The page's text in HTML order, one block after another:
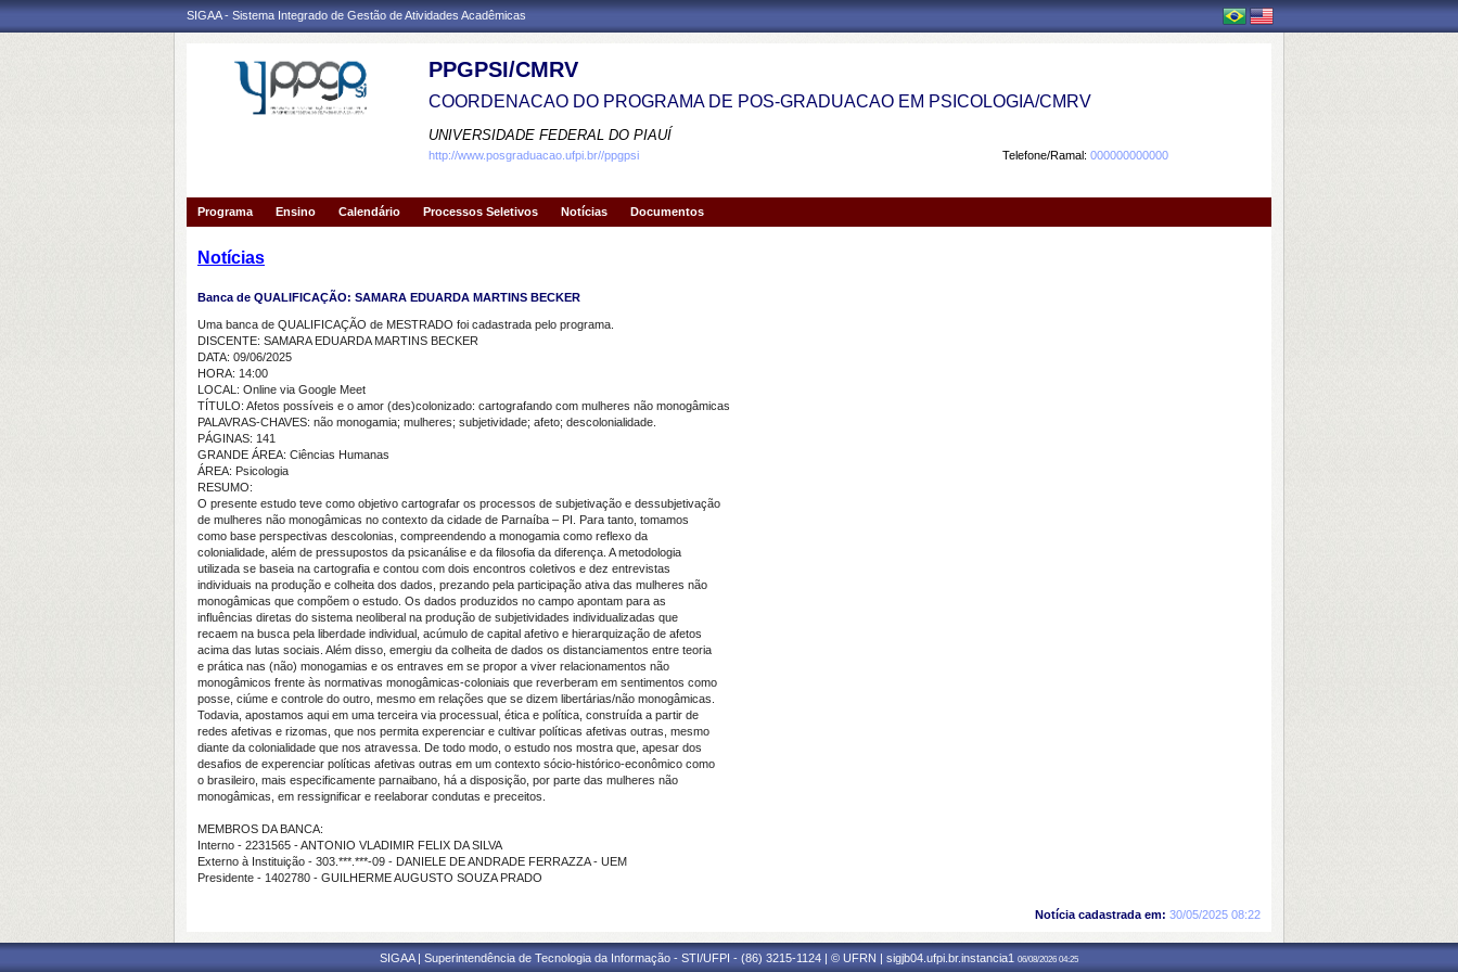
SIGAA - Sistema Integrado de Gestão de Atividades Acadêmicas
PPGPSI/CMRV
COORDENACAO DO PROGRAMA DE POS-GRADUACAO EM PSICOLOGIA/CMRV
UNIVERSIDADE FEDERAL DO PIAUÍ
Telefone/Ramal: 000000000000
http://www.posgraduacao.ufpi.br//ppgpsi
Programa Ensino Calendário Processos Seletivos Notícias Documentos
Notícias
Banca de QUALIFICAÇÃO: SAMARA EDUARDA MARTINS BECKER
Uma banca de QUALIFICAÇÃO de MESTRADO foi cadastrada pelo programa.
DISCENTE: SAMARA EDUARDA MARTINS BECKER
DATA: 09/06/2025
HORA: 14:00
LOCAL: Online via Google Meet
TÍTULO: Afetos possíveis e o amor (des)colonizado: cartografando com mulheres não monogâmicas
PALAVRAS-CHAVES: não monogamia; mulheres; subjetividade; afeto; descolonialidade.
PÁGINAS: 141
GRANDE ÁREA: Ciências Humanas
ÁREA: Psicologia
RESUMO:
O presente estudo teve como objetivo cartografar os processos de subjetivação e dessubjetivação
de mulheres não monogâmicas no contexto da cidade de Parnaíba – PI. Para tanto, tomamos
como base perspectivas descolonias, compreendendo a monogamia como reflexo da
colonialidade, além de pressupostos da psicanálise e da filosofia da diferença. A metodologia
utilizada se baseia na cartografia e contou com dois encontros coletivos e dez entrevistas
individuais na produção e colheita dos dados, prezando pela participação ativa das mulheres não
monogâmicas que compõem o estudo. Os dados produzidos no campo apontam para as
influências diretas do sistema neoliberal na produção de subjetividades individualizadas que
recaem na busca pela liberdade individual, acúmulo de capital afetivo e hierarquização de afetos
acima das lutas sociais. Além disso, emergiu da colheita de dados os distanciamentos entre teoria
e prática nas (não) monogamias e os entraves em se propor a viver relacionamentos não
monogâmicos frente às normativas monogâmicas-coloniais que reverberam em sentimentos como
posse, ciúme e controle do outro, mesmo em relações que se dizem libertárias/não monogâmicas.
Todavia, apostamos aqui em uma terceira via processual, ética e política, construída a partir de
redes afetivas e rizomas, que nos permita experenciar e cultivar políticas afetivas outras, mesmo
diante da colonialidade que nos atravessa. De todo modo, o estudo nos mostra que, apesar dos
desafios de experenciar políticas afetivas outras em um contexto sócio-histórico-econômico como
o brasileiro, mais especificamente parnaibano, há a disposição, por parte das mulheres não
monogâmicas, em ressignificar e reelaborar condutas e preceitos.
MEMBROS DA BANCA:
Interno - 2231565 - ANTONIO VLADIMIR FELIX DA SILVA
Externo à Instituição - 303.***.***-09 - DANIELE DE ANDRADE FERRAZZA - UEM
Presidente - 1402780 - GUILHERME AUGUSTO SOUZA PRADO
Notícia cadastrada em: 30/05/2025 08:22
SIGAA | Superintendência de Tecnologia da Informação - STI/UFPI - (86) 3215-1124 | © UFRN | sigjb04.ufpi.br.instancia1 06/08/2026 04:25